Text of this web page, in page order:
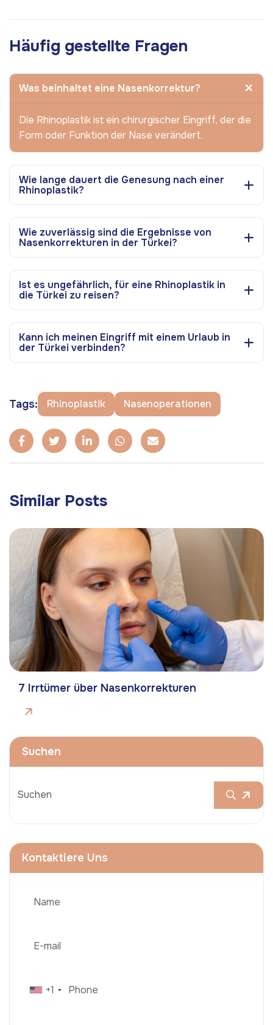
Häufig gestellte Fragen
Was beinhaltet eine Nasenkorrektur?
Die Rhinoplastik ist ein chirurgischer Eingriff, der die
Form oder Funktion der Nase verändert.
Wie lange dauert die Genesung nach einer
Rhinoplastik?
Wie zuverlässig sind die Ergebnisse von
Nasenkorrekturen in der Türkei?
Ist es ungefährlich, für eine Rhinoplastik in
die Türkei zu reisen?
Kann ich meinen Eingriff mit einem Urlaub in
der Türkei verbinden?
Tags: Rhinoplastik Nasenoperationen
Similar Posts
7 Irrtümer über Nasenkorrekturen
Suchen
Kontaktiere Uns
+1